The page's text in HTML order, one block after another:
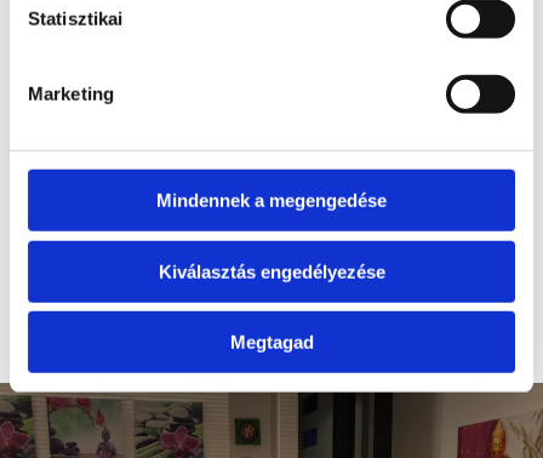
Statisztikai
Marketing
Mindennek a megengedése
Kiválasztás engedélyezése
Megtagad
60 min – 24 000 Ft
90 min – 32 000 Ft